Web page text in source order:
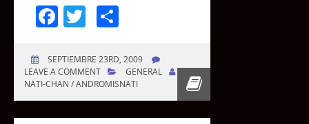
Facebook
Twitter
SEPTIEMBRE 23RD, 2009
LEAVE A COMMENT
GENERAL
NATI-CHAN / ANDROMISNATI